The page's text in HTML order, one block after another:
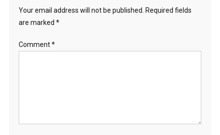
Your email address will not be published.
Required fields
are marked *
Comment*